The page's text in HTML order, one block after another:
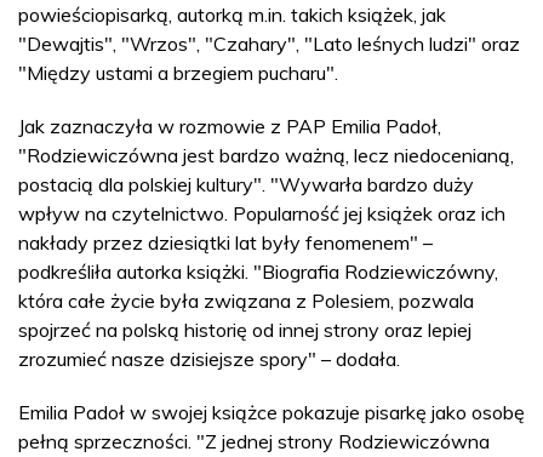
powieściopisarką, autorką m.in. takich książek, jak
"Dewajtis", "Wrzos", "Czahary", "Lato leśnych ludzi" oraz
"Między ustami a brzegiem pucharu".
Jak zaznaczyła w rozmowie z PAP Emilia Padoł,
"Rodziewiczówna jest bardzo ważną, lecz niedocenianą,
postacią dla polskiej kultury". "Wywarła bardzo duży
wpływ na czytelnictwo. Popularność jej książek oraz ich
nakłady przez dziesiątki lat były fenomenem" –
podkreśliła autorka książki. "Biografia Rodziewiczówny,
która całe życie była związana z Polesiem, pozwala
spojrzeć na polską historię od innej strony oraz lepiej
zrozumieć nasze dzisiejsze spory" – dodała.
Emilia Padoł w swojej książce pokazuje pisarkę jako osobę
pełną sprzeczności. "Z jednej strony Rodziewiczówna